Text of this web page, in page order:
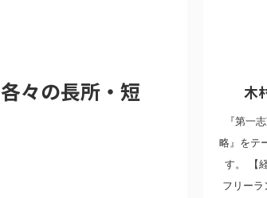
々の長所・短
木
『第一
略』をテ
す。 【
フリー